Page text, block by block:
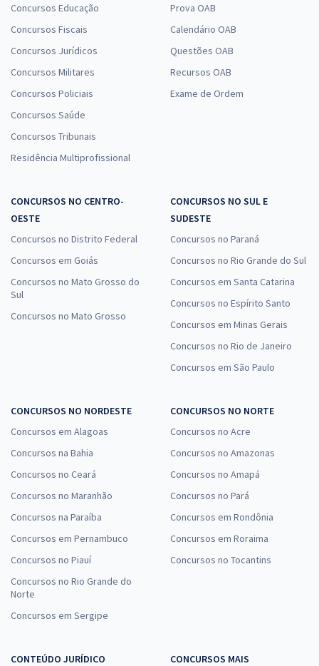
Concursos Educação
Concursos Fiscais
Concursos Jurídicos
Concursos Militares
Concursos Policiais
Concursos Saúde
Concursos Tribunais
Residência Multiprofissional
Prova OAB
Calendário OAB
Questões OAB
Recursos OAB
Exame de Ordem
CONCURSOS NO CENTRO-
OESTE
Concursos no Distrito Federal
Concursos em Goiás
Concursos no Mato Grosso do
Sul
Concursos no Mato Grosso
CONCURSOS NO SUL E
SUDESTE
Concursos no Paraná
Concursos no Rio Grande do Sul
Concursos em Santa Catarina
Concursos no Espírito Santo
Concursos em Minas Gerais
Concursos no Rio de Janeiro
Concursos em São Paulo
CONCURSOS NO NORDESTE
Concursos em Alagoas
Concursos na Bahia
Concursos no Ceará
Concursos no Maranhão
Concursos na Paraíba
Concursos em Pernambuco
Concursos no Piauí
Concursos no Rio Grande do
Norte
Concursos em Sergipe
CONCURSOS NO NORTE
Concursos no Acre
Concursos no Amazonas
Concursos no Amapá
Concursos no Pará
Concursos em Rondônia
Concursos em Roraima
Concursos no Tocantins
CONTEÚDO JURÍDICO
CONCURSOS MAIS